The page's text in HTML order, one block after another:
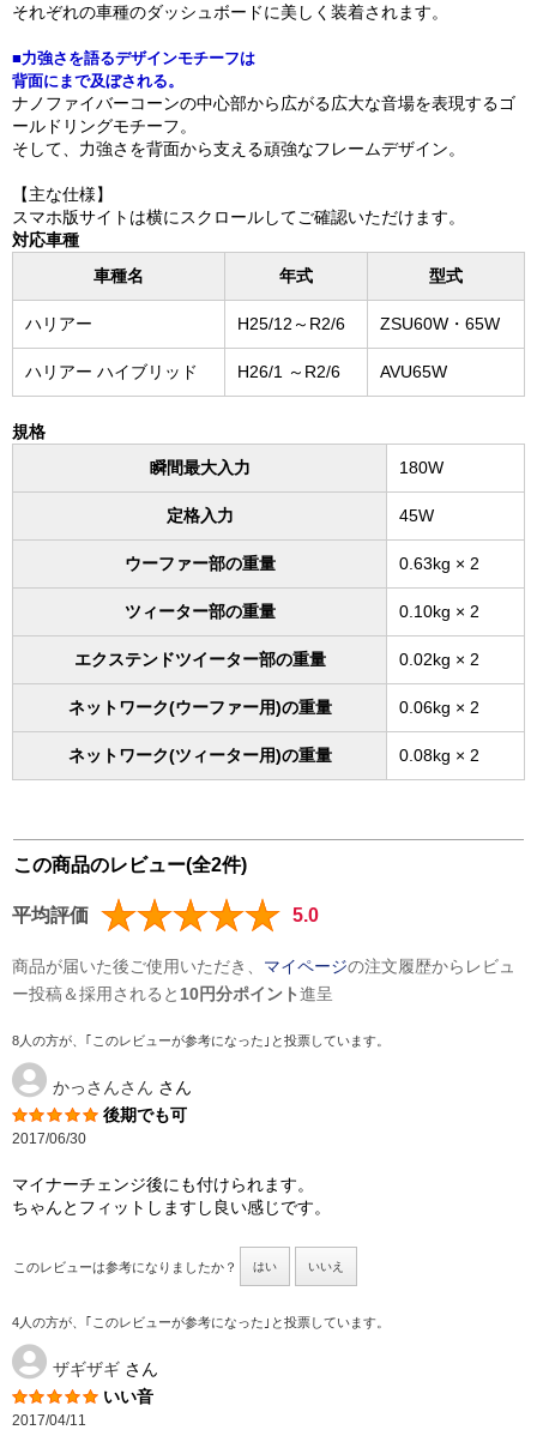
それぞれの車種のダッシュボードに美しく装着されます。
■力強さを語るデザインモチーフは
背面にまで及ぼされる。
ナノファイバーコーンの中心部から広がる広大な音場を表現するゴ
ールドリングモチーフ。
そして、力強さを背面から支える頑強なフレームデザイン。
【主な仕様】
スマホ版サイトは横にスクロールしてご確認いただけます。
対応車種
車種名
年式 型式
ハリアー H25/12～R2/6 ZSU60W・65W
ハリアー ハイブリッド H26/1 ～R2/6 AVU65W
規格
瞬間最大入力
180W
定格入力 45W
ウーファー部の重量 0.63kg × 2
ツィーター部の重量 0.10kg × 2
エクステンドツイーター部の重量 0.02kg × 2
ネットワーク(ウーファー用)の重量 0.06kg × 2
ネットワーク(ツィーター用)の重量 0.08kg × 2
この商品のレビュー(全2件)
平均評価 5.0
商品が届いた後ご使用いただき、 マイページの注文履歴からレビュ
ー投稿＆採用されると 10円分ポイント進呈
8人の方が、｢このレビューが参考になった｣と投票しています。
かっさんさん さん
後期でも可
2017/06/30
マイナーチェンジ後にも付けられます。
ちゃんとフィットしますし良い感じです。
このレビューは参考になりましたか？ はい いいえ
4人の方が、｢このレビューが参考になった｣と投票しています。
ザギザギ さん
いい音
2017/04/11